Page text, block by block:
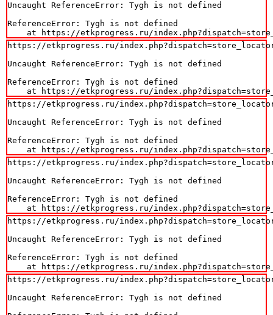
Uncaught ReferenceError: Tygh is not defined
ReferenceError: Tygh is not defined
at https://etkprogress.ru/
https://etkprogress.ru/
Uncaught ReferenceError: Tygh is not defined
ReferenceError: Tygh is not defined
at https://etkprogress.ru/
https://etkprogress.ru/
Uncaught ReferenceError: Tygh is not defined
ReferenceError: Tygh is not defined
at https://etkprogress.ru/
https://etkprogress.ru/
Uncaught ReferenceError: Tygh is not defined
ReferenceError: Tygh is not defined
at https://etkprogress.ru/
https://etkprogress.ru/
Uncaught ReferenceError: Tygh is not defined
ReferenceError: Tygh is not defined
at https://etkprogress.ru/
https://etkprogress.ru/
Uncaught ReferenceError: Tygh is not defined